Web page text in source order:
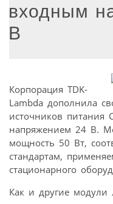
входным
В
Корпорация TDK-
Lambda дополнила
источников питания
напряжением 24 В.
мощность 50 Вт,
стандартам,
стационарного
Как и другие модули